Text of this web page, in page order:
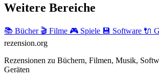
Weitere Bereiche
📚 Bücher 🎬 Filme 🎮 Spiele 💾 Software 🔌
rezension.org
Rezensionen zu Büchern, Filmen, Musik,
Geräten